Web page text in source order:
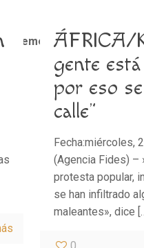
themes/betheme/
ÁFRICA/
gente
por eso
calle”
Fecha:miércoles,
(Agencia Fides) –
protesta popular,
se han infiltrado
maleantes», dice